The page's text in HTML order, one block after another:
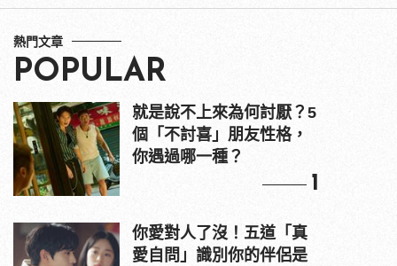
熱門文章
POPULAR
就是說不上來為何討厭？5
個「不討喜」朋友性格，
你遇過哪一種？
1
你愛對人了沒！五道「真
愛自問」識別你的伴侶是